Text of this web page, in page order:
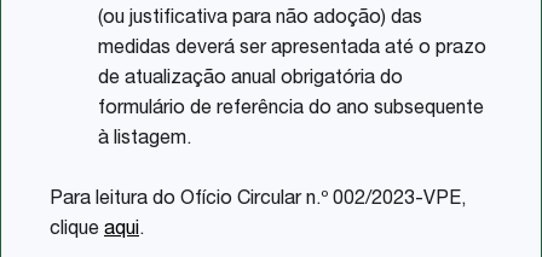
(ou justificativa para não adoção) das
medidas deverá ser apresentada até o prazo
de atualização anual obrigatória do
formulário de referência do ano subsequente
à listagem.
Para leitura do Ofício Circular n.º 002/2023-VPE,
clique aqui.